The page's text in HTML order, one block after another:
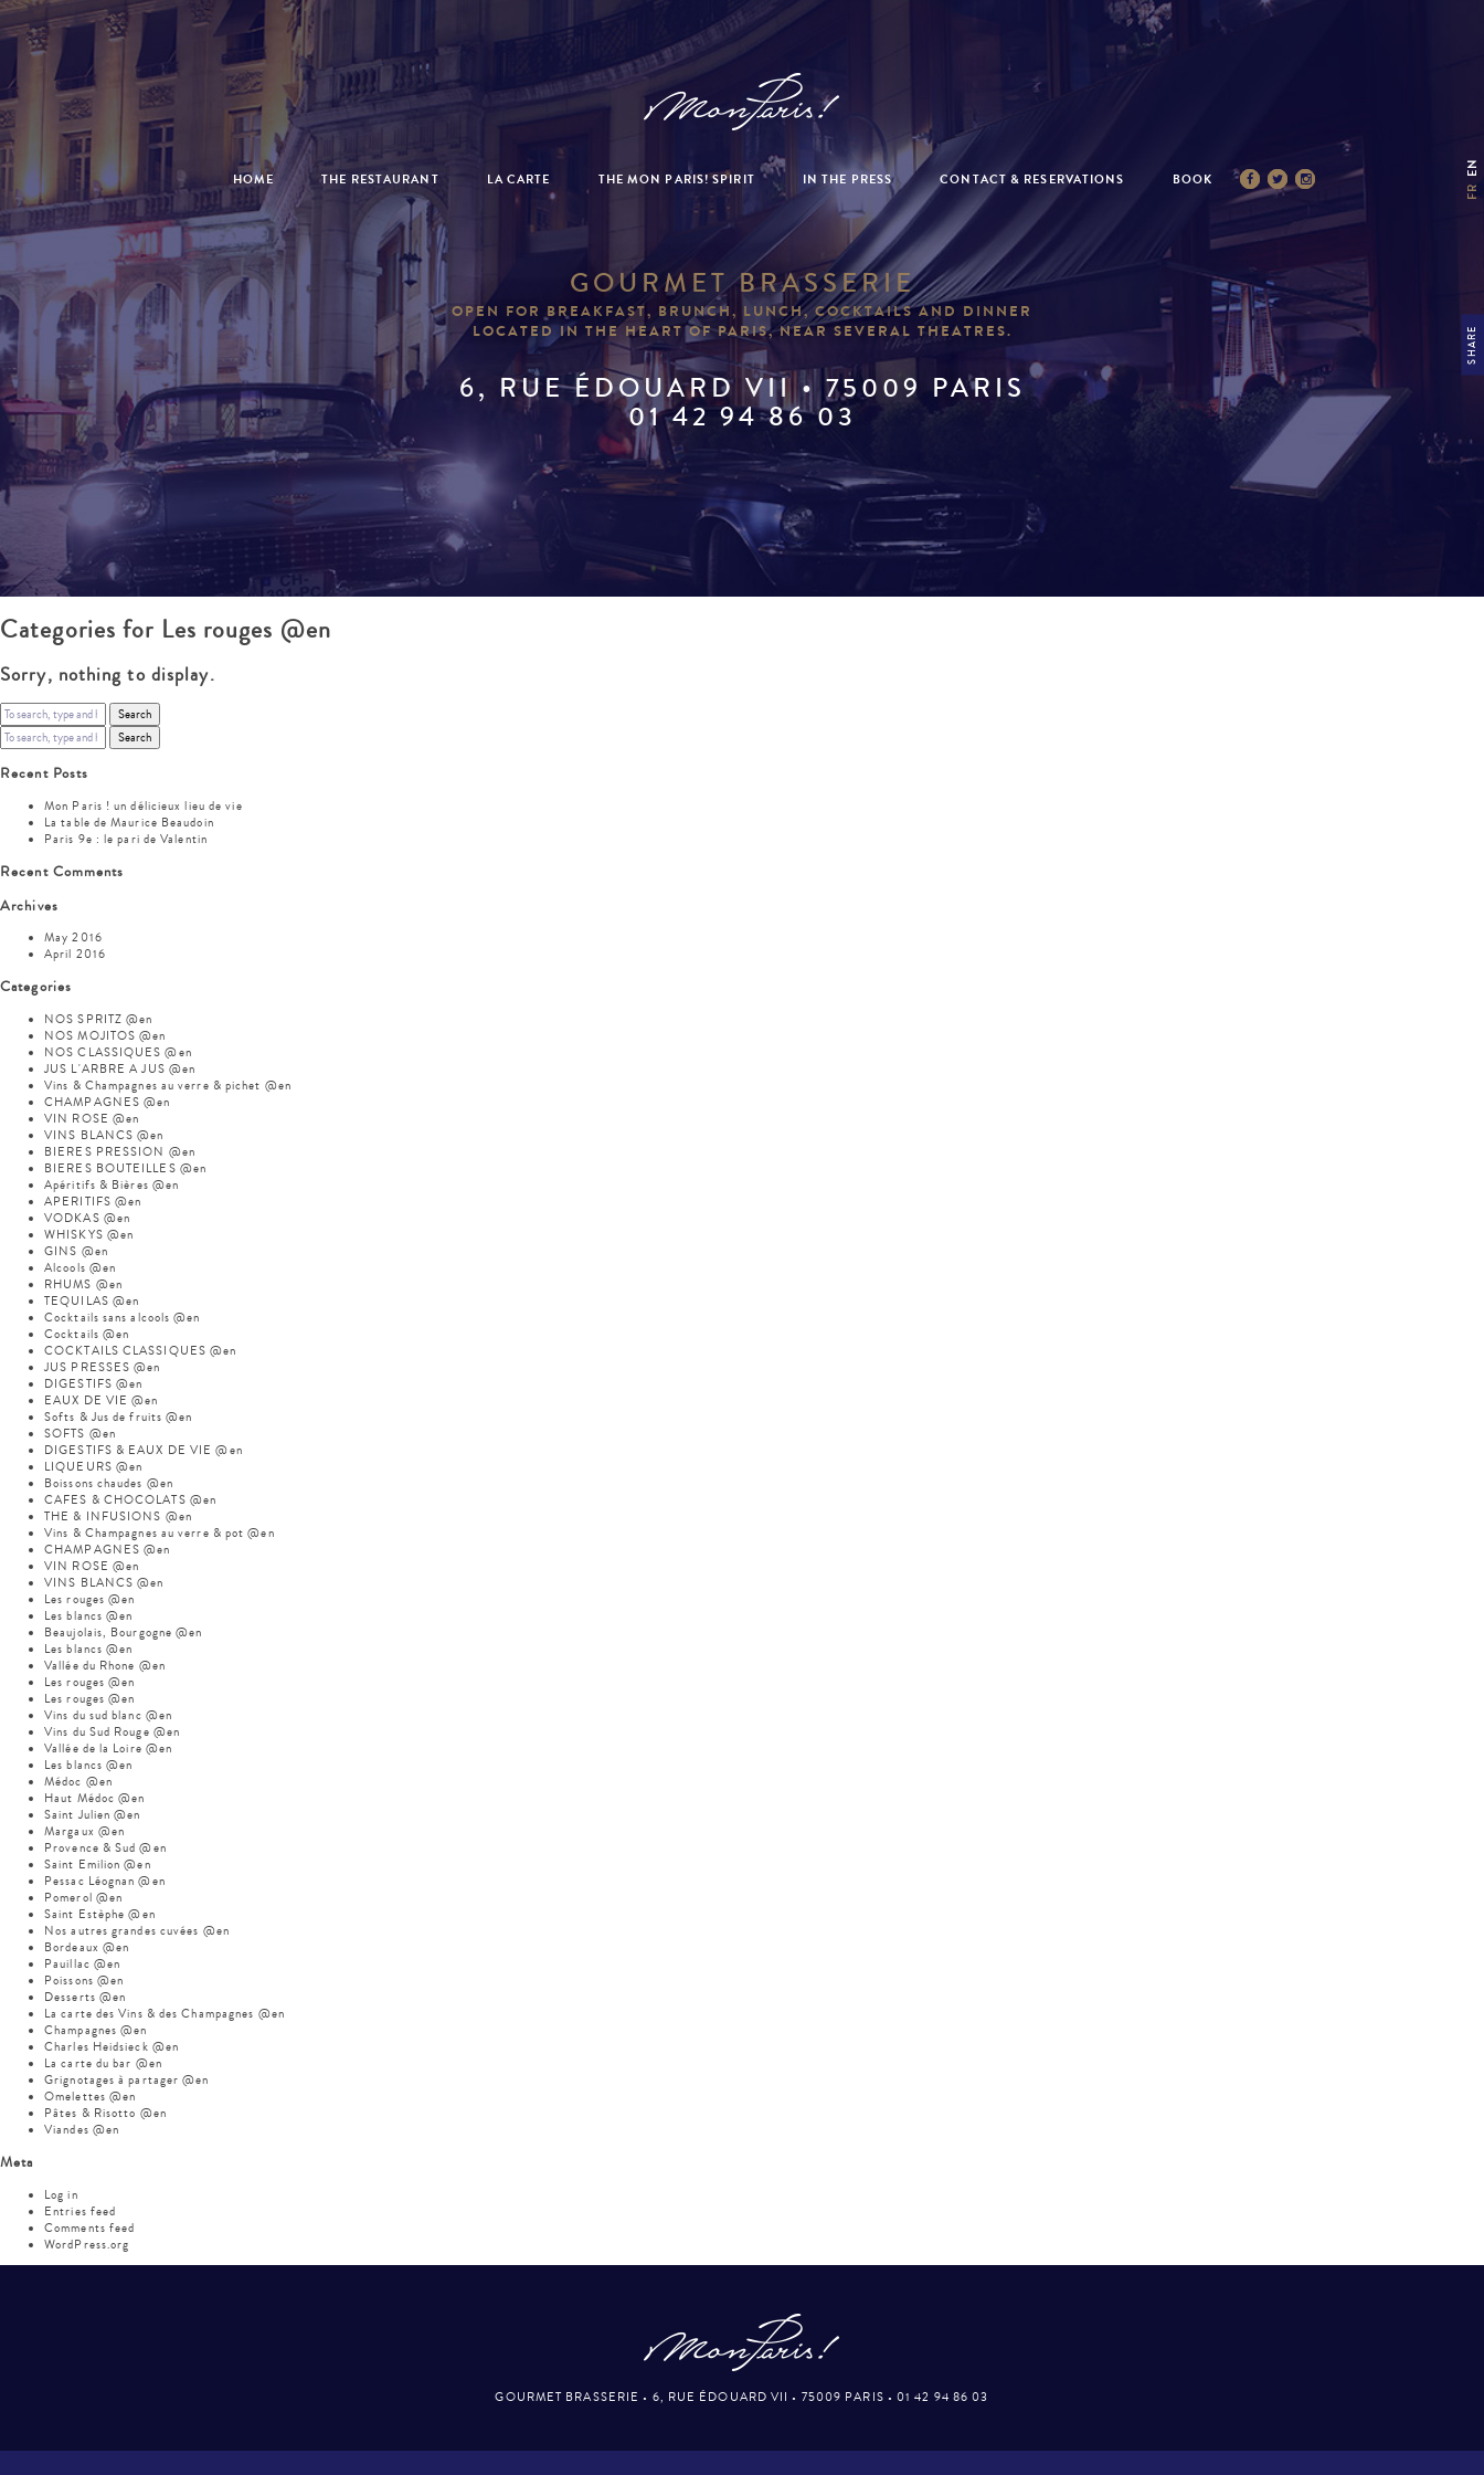
HOME THE RESTAURANT LA CARTE THE MON PARIS! SPIRIT IN THE PRESS CONTACT & RESERVATIONS BOOK
FR
EN
SHARE
GOURMET BRASSERIE
OPEN FOR BREAKFAST, BRUNCH, LUNCH, COCKTAILS AND DINNER
LOCATED IN THE HEART OF PARIS, NEAR SEVERAL THEATRES.
6, RUE ÉDOUARD VII • 75009 PARIS
01 42 94 86 03
Categories for Les rouges @en
Sorry, nothing to display.
Search
Search
Recent Posts
Mon Paris ! un délicieux lieu de vie
La table de Maurice Beaudoin
Paris 9e : le pari de Valentin
Recent Comments
Archives
May 2016
April 2016
Categories
NOS SPRITZ @en
NOS MOJITOS @en
NOS CLASSIQUES @en
JUS L'ARBRE A JUS @en
Vins & Champagnes au verre & pichet @en
CHAMPAGNES @en
VIN ROSE @en
VINS BLANCS @en
BIERES PRESSION @en
BIERES BOUTEILLES @en
Apéritifs & Bières @en
APERITIFS @en
VODKAS @en
WHISKYS @en
GINS @en
Alcools @en
RHUMS @en
TEQUILAS @en
Cocktails sans alcools @en
Cocktails @en
COCKTAILS CLASSIQUES @en
JUS PRESSES @en
DIGESTIFS @en
EAUX DE VIE @en
Softs & Jus de fruits @en
SOFTS @en
DIGESTIFS & EAUX DE VIE @en
LIQUEURS @en
Boissons chaudes @en
CAFES & CHOCOLATS @en
THE & INFUSIONS @en
Vins & Champagnes au verre & pot @en
CHAMPAGNES @en
VIN ROSE @en
VINS BLANCS @en
Les rouges @en
Les blancs @en
Beaujolais, Bourgogne @en
Les blancs @en
Vallée du Rhone @en
Les rouges @en
Les rouges @en
Vins du sud blanc @en
Vins du Sud Rouge @en
Vallée de la Loire @en
Les blancs @en
Médoc @en
Haut Médoc @en
Saint Julien @en
Margaux @en
Provence & Sud @en
Saint Emilion @en
Pessac Léognan @en
Pomerol @en
Saint Estèphe @en
Nos autres grandes cuvées @en
Bordeaux @en
Pauillac @en
Poissons @en
Desserts @en
La carte des Vins & des Champagnes @en
Champagnes @en
Charles Heidsieck @en
La carte du bar @en
Grignotages à partager @en
Omelettes @en
Pâtes & Risotto @en
Viandes @en
Meta
Log in
Entries feed
Comments feed
WordPress.org
GOURMET BRASSERIE • 6, RUE ÉDOUARD VII • 75009 PARIS • 01 42 94 86 03